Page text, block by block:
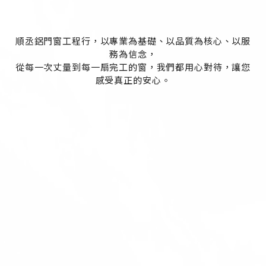
順丞鋁門窗工程行，以專業為基礎、以品質為核心、以服
務為信念，
從每一次丈量到每一扇完工的窗，我們都用心對待，讓您
感受真正的安心。